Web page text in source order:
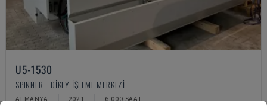
U5-1530
SPINNER - DIKEY İŞLEME MERKEZI
ALMANYA 2021 6.000 SAAT